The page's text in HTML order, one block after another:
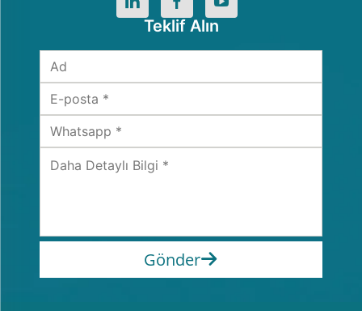
Teklif Alın
Gönder